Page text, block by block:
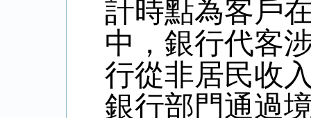
計時點為客戶
中，銀行代客
行從非居民收
銀行部門通過